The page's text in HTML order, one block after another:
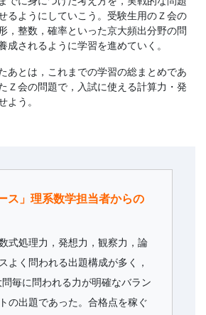
るようにしていこう。受験生用のＺ会の
，整数，確率といった京大頻出分野の問
成されるように学習を進めていく。
あとは，これまでの学習の総まとめであ
Ｚ会の問題で，入試に使える計算力・発
よう。
ス」理系数学担当者からの
式処理力，発想力，観察力，論
よく問われる出題構成が多く，
毎に問われる力が明確なバラン
の出題であった。合格点を稼ぐ